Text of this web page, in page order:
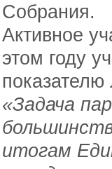
Собрания.
Активное
этом году
«Задача
итогам